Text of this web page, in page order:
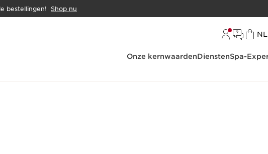
bestellingen! Shop nu
NL
Onze kernwaardenDienstenSpa-